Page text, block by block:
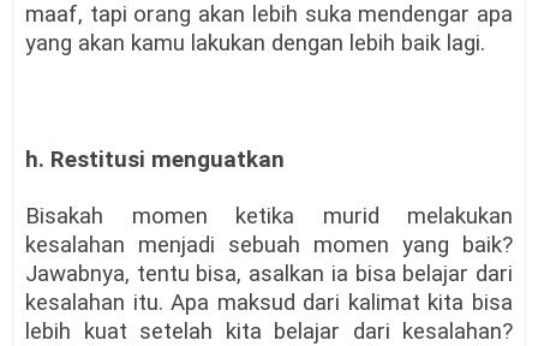
maaf, tapi orang akan lebih suka mendengar apa
yang akan kamu lakukan dengan lebih baik lagi.
h. Restitusi menguatkan
Bisakah momen ketika murid melakukan
kesalahan menjadi sebuah momen yang baik?
Jawabnya, tentu bisa, asalkan ia bisa belajar dari
kesalahan itu. Apa maksud dari kalimat kita bisa
lebih kuat setelah kita belajar dari kesalahan?